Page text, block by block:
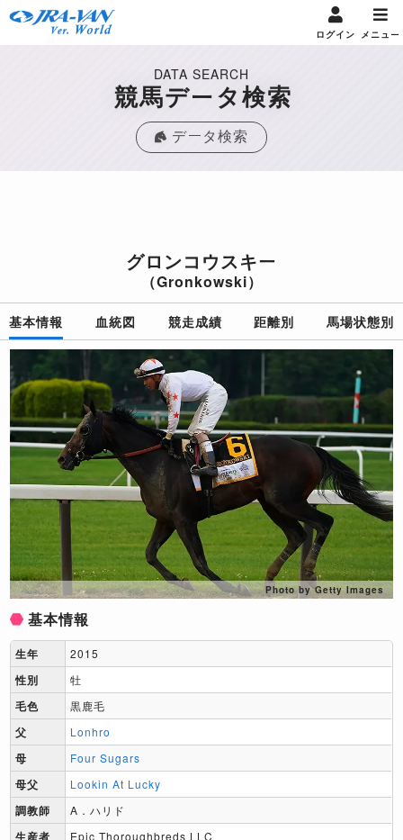
ログイン メニュー
DATA SEARCH
競馬データ検索
データ検索
グロンコウスキー
（Gronkowski）
基本情報 血統図 競走成績 距離別 馬場状態別
Photo by Getty Images
基本情報
生年 2015
性別 牡
毛色 黒鹿毛
父 Lonhro
母 Four Sugars
母父 Lookin At Lucky
調教師 A．ハリド
生産者 Epic Thoroughbreds LLC